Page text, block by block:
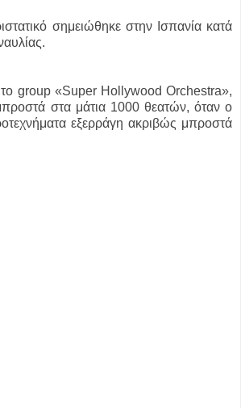
σημειώθηκε στην Ισπανία κατά
group «Super Hollywood Orchestra»,
στα μάτια 1000 θεατών, όταν ο
εξερράγη ακριβώς μπροστά